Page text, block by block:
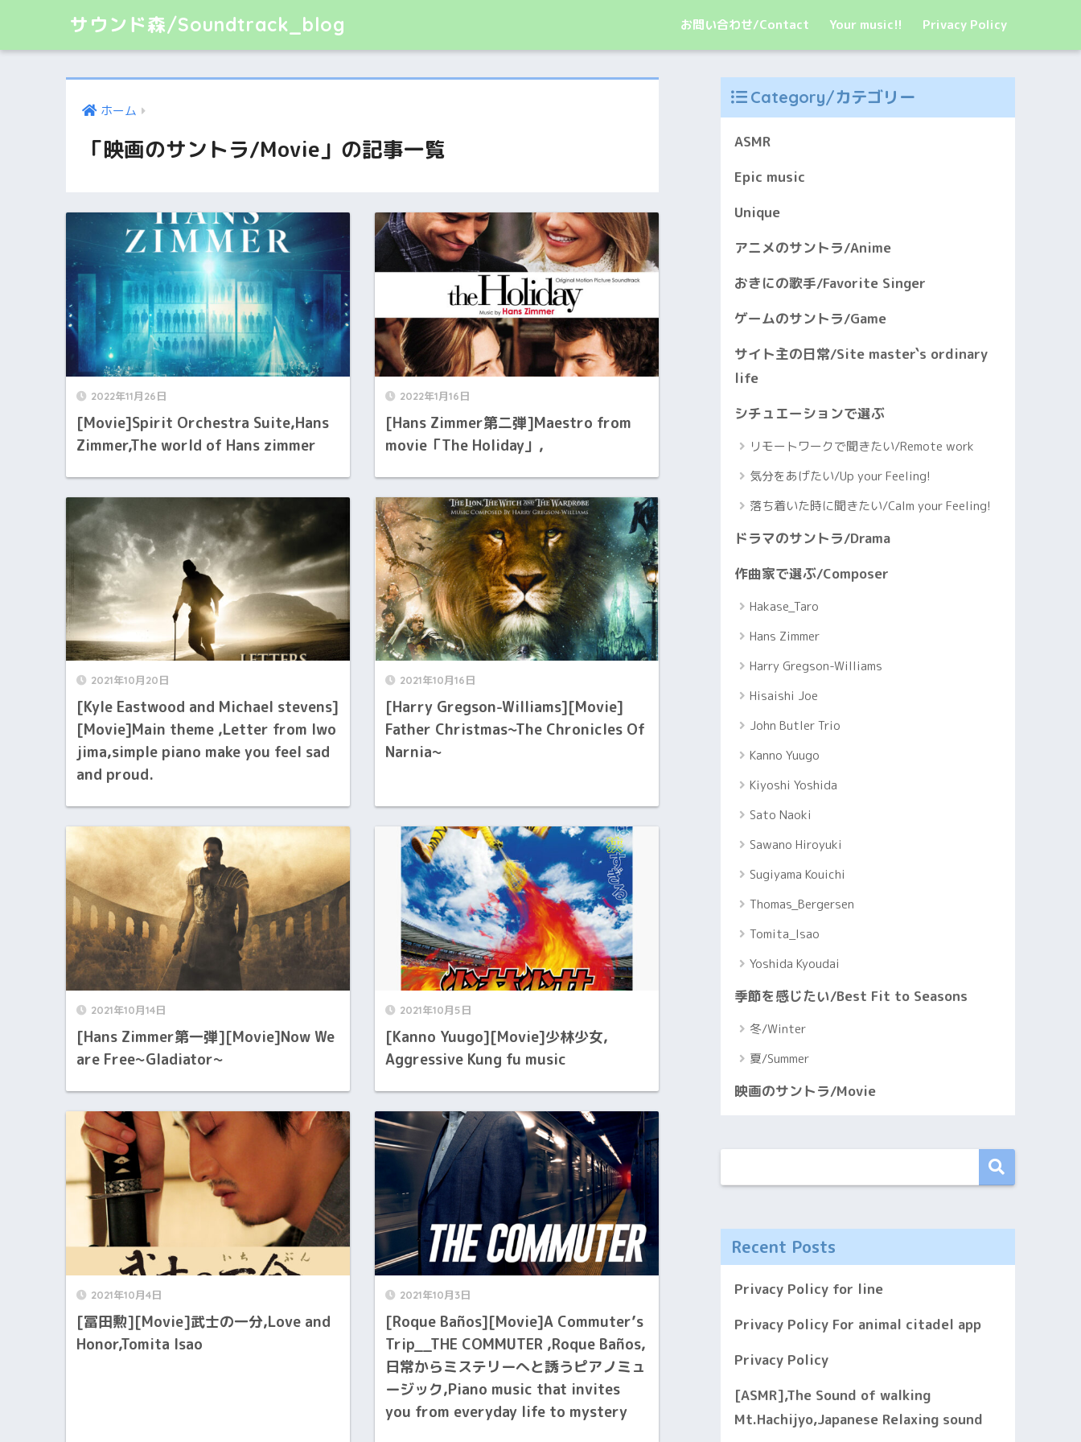
サウンド森/Soundtrack_blog お問い合わせ/Contact Your music!! Privacy Policy
ホーム
「映画のサントラ/Movie」の記事一覧
2022年11月26日
[Movie]Spirit Orchestra Suite,Hans
Zimmer,The world of Hans zimmer
2022年1月16日
[Hans Zimmer第二弾]Maestro from
movie「The Holiday」,
2021年10月20日
[Kyle Eastwood and Michael stevens]
[Movie]Main theme ,Letter from Iwo
jima,simple piano make you feel sad
and proud.
2021年10月16日
[Harry Gregson-Williams][Movie]
Father Christmas~The Chronicles Of
Narnia~
2021年10月14日
[Hans Zimmer第一弾][Movie]Now We
are Free~Gladiator~
2021年10月5日
[Kanno Yuugo][Movie]少林少女,
Aggressive Kung fu music
2021年10月4日
[冨田勲][Movie]武士の一分,Love and
Honor,Tomita Isao
2021年10月3日
[Roque Baños][Movie]A Commuter’s
Trip__THE COMMUTER ,Roque Baños,
日常からミステリーへと誘うピアノミュ
ージック,Piano music that invites
you from everyday life to mystery
Category/カテゴリー
ASMR
Epic music
Unique
アニメのサントラ/Anime
おきにの歌手/Favorite Singer
ゲームのサントラ/Game
サイト主の日常/Site master`s ordinary
life
シチュエーションで選ぶ
リモートワークで聞きたい/Remote work
気分をあげたい/Up your Feeling!
落ち着いた時に聞きたい/Calm your Feeling!
ドラマのサントラ/Drama
作曲家で選ぶ/Composer
Hakase_Taro
Hans Zimmer
Harry Gregson-Williams
Hisaishi Joe
John Butler Trio
Kanno Yuugo
Kiyoshi Yoshida
Sato Naoki
Sawano Hiroyuki
Sugiyama Kouichi
Thomas_Bergersen
Tomita_Isao
Yoshida Kyoudai
季節を感じたい/Best Fit to Seasons
冬/Winter
夏/Summer
映画のサントラ/Movie
Recent Posts
Privacy Policy for line
Privacy Policy For animal citadel app
Privacy Policy
[ASMR],The Sound of walking
Mt.Hachijyo,Japanese Relaxing sound